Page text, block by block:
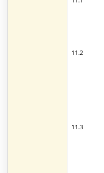
11.2
11.3